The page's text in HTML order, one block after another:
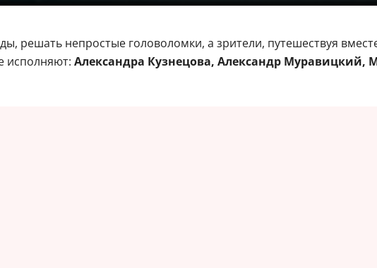
решать непростые головоломки, а зрители, путешествуя
исполняют: Александра Кузнецова, Александр Муравицкий,